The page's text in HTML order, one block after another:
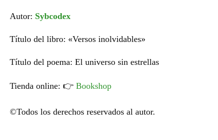
Autor: Sybcodex
Título del libro: «Versos inolvidables»
Título del poema: El universo sin estrellas
Tienda online: 👉 Bookshop
©Todos los derechos reservados al autor.